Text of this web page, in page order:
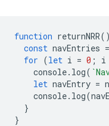
function returnNRR()
const navEntries =
for (let i = 0 ; i
console. log(
let navEntry =
console. log(
}
}